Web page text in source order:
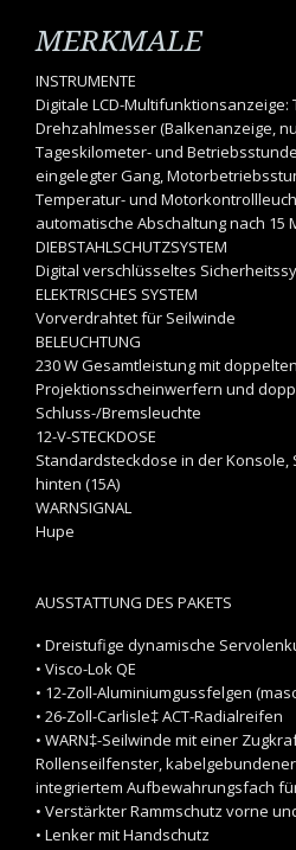
MERKMALE
INSTRUMENTE
Digitale LCD-Multifunktionsanzeige:
Drehzahlmesser (Balkenanzeige,
Tageskilometer- und
eingelegter Gang,
Temperatur- und
automatische Abschaltung nach 15
DIEBSTAHLSCHUTZSYSTEM
Digital verschlüsseltes
ELEKTRISCHES SYSTEM
Vorverdrahtet für Seilwinde
BELEUCHTUNG
230 W Gesamtleistung mit
Projektionsscheinwerfern und
Schluss-/Bremsleuchte
12-V-STECKDOSE
Standardsteckdose in der
hinten (15A)
WARNSIGNAL
Hupe
AUSSTATTUNG DES PAKETS
• Dreistufige dynamische
• Visco-Lok QE
• 12-Zoll-Aluminiumgussfelgen
• 26-Zoll-Carlisle‡ ACT-Radialreifen
• WARN‡-Seilwinde mit einer
Rollenseilfenster,
integriertem Aufbewahrungsfach
• Verstärkter Rammschutz vorne
• Lenker mit Handschutz